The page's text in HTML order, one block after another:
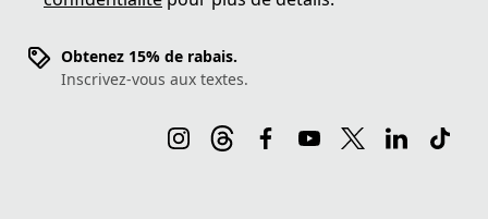
Obtenez 15% de rabais.
Inscrivez-vous aux textes.